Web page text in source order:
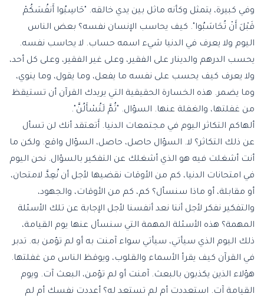
وفي كبيرة، يتمثل وكأنه ماثل بين يدي خالقه. "حَاسِبُوا أَنفُسَكُمْ
قَبْلَ أَنْ تُحَاسَبُوا". كيف يحاسب الإنسان نفسه؟ بعض الناس
اليوم ولا يعرف في الدنيا شيء اسمه حساب. لا يحاسب نفسه.
يحسب الدرهم والدينار على الفقير، وعلى غير الفقير، وعلى كل أحد،
ولا يعرف كيف يحسب على نفسه ما يفعل، وما يقول، وما ينوي،
وما يضمر. هذه الخسارة الحقيقية التي يريدك القرآن أن تستيقظ
من غفلتها، والغفلة عنها. السؤال. "ثُمَّ لَتُسْأَلُنَّ".
ألهاكم التكاثر اليوم في مجتمعات الدنيا. أَتعتقد أنك لن تسأل
عن ذلك التكاثر؟ لا. السؤال حاصل، حاصل، السؤال واقع. ولكن ما
أنت أشغلت فيه هو الذي أشغلك عن التفكير بالسؤال. نحن اليوم
في امتحانات الدنيا، كم من الأوقات نقضيها لأجل أن نُعِدَّ لامتحان،
أو مقابلة، أو ماذا سنسأل؟ كم، كم من الأوقات، والجهود،
والتفكير نفكر لأجل أننا نعد أنفسنا لأجل الإجابة عن تلك الأسئلة
المهمة؟ هذه الأسئلة المهمة التي سنسأل عنها يوم القيامة،
ذلك اليوم الذي سيأتي، سيأتي سواء آمنت به أو لم تؤمن به. تدبر
في القرآن كيف يقرأ الأسماء والقلوب، ويوقظ الناس من غفلتها.
هؤلاء الذين يكذبون بالبعث. آمنت أو لم تؤمن، البعث آت. ويوم
القيامة آت. استعددت أم لم تستعد له؟ أعددت نفسك أم لم